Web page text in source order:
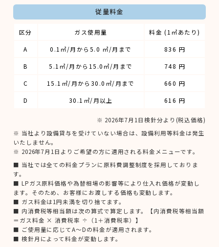
従量料金
区分 ガス使用量 料金 (1㎥あたり)
A 0.1㎥/月から5.0 ㎥/月まで 836 円
B 5.1㎥/月から15.0㎥/月まで 748 円
C 15.1㎥/月から30.0㎥/月まで 660 円
D 30.1㎥/月以上 616 円
※ 2026年7月1日検針分より(税込価格)
※ 当社より設備貸与を受けていない場合は、設備利用等料金は発生
いたしません。
※ 2026年7月1日よりご希望の方に適用される料金メニューです。
■ 当社では全ての料金プランに原料費調整制度を採用しておりま
す。
■ LPガス原料価格や為替相場の影響等により仕入れ価格が変動し
ます。そのため、お客様にお渡しする価格も変動します。
■ ガス料金は1円未満を切り捨てます。
■ 内消費税等相当額は次の算式で算定します。【内消費税等相当額
＝ガス料金 × 消費税率 ÷（1＋消費税率）】
■ ご使用量に応じてA～Dの料金が適用されます。
■ 検針月によって料金が変動します。